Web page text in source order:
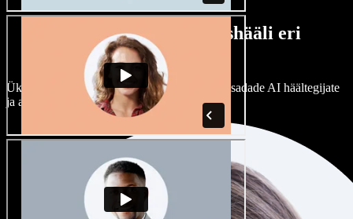
Lai valik mees- ja naishääli eri
aktsentidega
Ükski projekt ei pea kõlama ühtemoodi. Vali sadade AI häältegijate
ja aktsentide hulgast ning kohanda neid.